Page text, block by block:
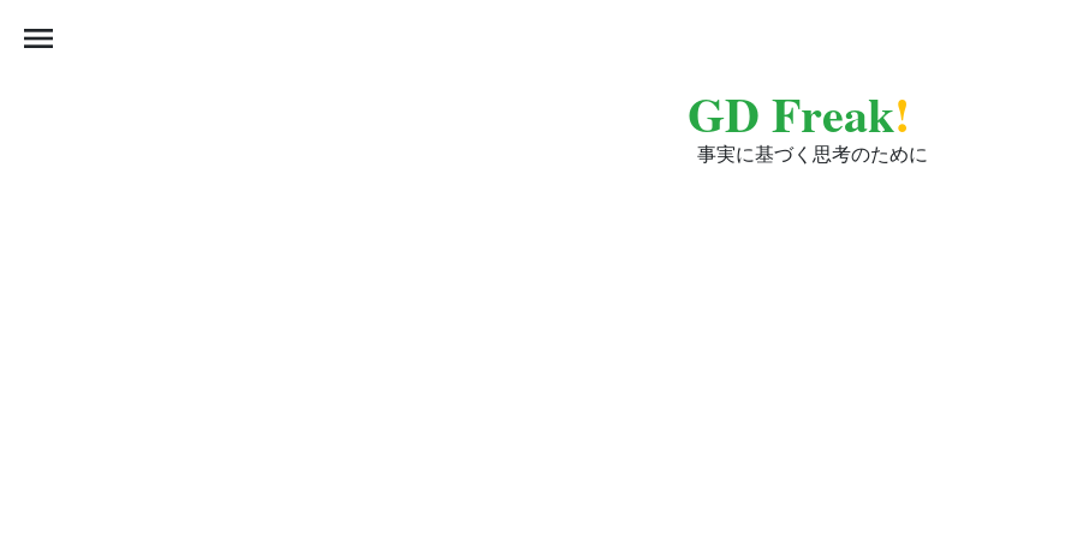
GD Freak!
事実に基づく思考のために
menu